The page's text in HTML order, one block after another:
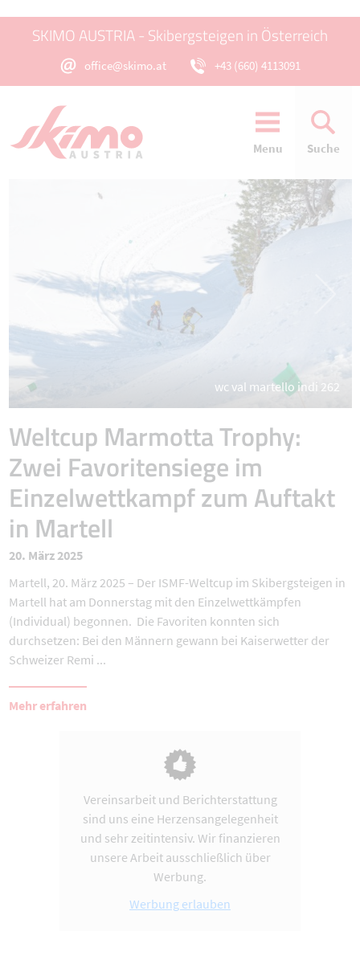
SKIMO AUSTRIA - Skibergsteigen in Österreich
office@skimo.at +43 (660) 4113091
Menu Suche
wc val martello indi 262
Weltcup Marmotta Trophy:
Zwei Favoritensiege im
Einzelwettkampf zum Auftakt
in Martell
20. März 2025
Martell, 20. März 2025 – Der ISMF-Weltcup im Skibergsteigen in
Martell hat am Donnerstag mit den Einzelwettkämpfen
(Individual) begonnen. Die Favoriten konnten sich
durchsetzen: Bei den Männern gewann bei Kaiserwetter der
Schweizer Remi ...
Mehr erfahren
Vereinsarbeit und Berichterstattung
sind uns eine Herzensangelegenheit
und sehr zeitintensiv. Wir finanzieren
unsere Arbeit ausschließlich über
Werbung.
Werbung erlauben